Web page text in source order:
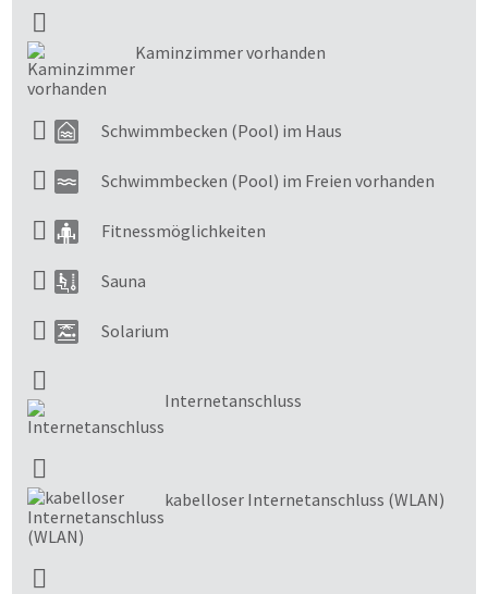
Kaminzimmer vorhanden
Schwimmbecken (Pool) im Haus
Schwimmbecken (Pool) im Freien vorhanden
Fitnessmöglichkeiten
Sauna
Solarium
Internetanschluss
kabelloser Internetanschluss (WLAN)